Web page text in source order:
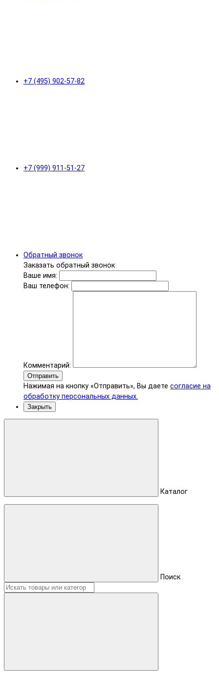
+7 (495) 902-57-82
+7 (999) 911-51-27
Обратный звонок
Заказать обратный звонок
Ваше имя:
Ваш телефон:
Комментарий:
Отправить
Нажимая на кнопку «Отправить», Вы даете согласие на
обработку персональных данных.
Закрыть
Каталог
Поиск